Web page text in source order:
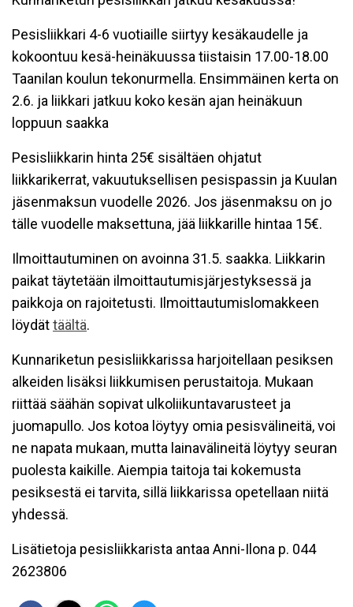
Pesisliikkari 4-6 vuotiaille siirtyy kesäkaudelle ja
kokoontuu kesä-heinäkuussa tiistaisin 17.00-18.00
Taanilan koulun tekonurmella. Ensimmäinen kerta on
2.6. ja liikkari jatkuu koko kesän ajan heinäkuun
loppuun saakka
Pesisliikkarin hinta 25€ sisältäen ohjatut
liikkarikerrat, vakuutuksellisen pesispassin ja Kuulan
jäsenmaksun vuodelle 2026. Jos jäsenmaksu on jo
tälle vuodelle maksettuna, jää liikkarille hintaa 15€.
Ilmoittautuminen on avoinna 31.5. saakka. Liikkarin
paikat täytetään ilmoittautumisjärjestyksessä ja
paikkoja on rajoitetusti. Ilmoittautumislomakkeen
löydättäältä.
Kunnariketun pesisliikkarissa harjoitellaan pesiksen
alkeiden lisäksi liikkumisen perustaitoja. Mukaan
riittää säähän sopivat ulkoliikuntavarusteet ja
juomapullo. Jos kotoa löytyy omia pesisvälineitä, voi
ne napata mukaan, mutta lainavälineitä löytyy seuran
puolesta kaikille. Aiempia taitoja tai kokemusta
pesiksestä ei tarvita, sillä liikkarissa opetellaan niitä
yhdessä.
Lisätietoja pesisliikkarista antaa Anni-Ilona p. 044
2623806